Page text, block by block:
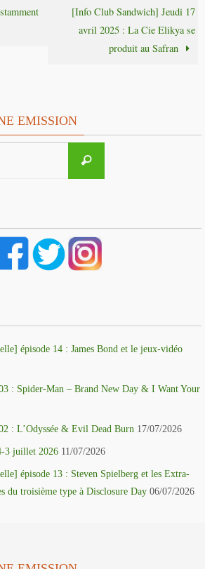
[Info Club Sandwich] Jeudi 17
avril 2025 : La Cie Elikya se
produit au Safran
EMISSION
Recherche
épisode 14 : James Bond et le jeux-vidéo
: Spider-Man – Brand New Day & I Want Your
: L’Odyssée & Evil Dead Burn 17/07/2026
3 juillet 2026 11/07/2026
épisode 13 : Steven Spielberg et les Extra-
du troisième type à Disclosure Day 06/07/2026